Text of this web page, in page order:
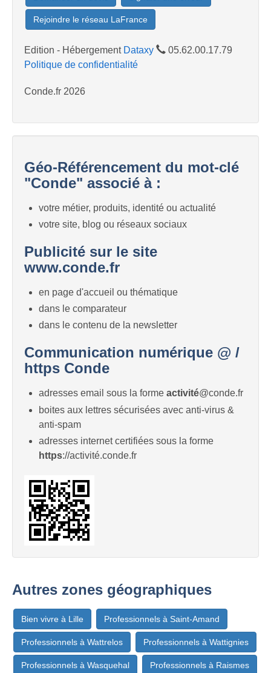
Rejoindre le réseau LaFrance
Edition - Hébergement Dataxy
05.62.00.17.79
Politique de confidentialité
Conde.fr 2026
Géo-Référencement du mot-clé
"Conde" associé à :
votre métier, produits, identité ou actualité
votre site, blog ou réseaux sociaux
Publicité sur le site
www.conde.fr
en page d'accueil ou thématique
dans le comparateur
dans le contenu de la newsletter
Communication numérique @ /
https Conde
adresses email sous la forme activité@conde.fr
boites aux lettres sécurisées avec anti-virus &
anti-spam
adresses internet certifiées sous la forme
https://activité.conde.fr
Autres zones géographiques
Bien vivre à Lille Professionnels à Saint-Amand
Professionnels à Wattrelos Professionnels à Wattignies
Professionnels à Wasquehal Professionnels à Raismes